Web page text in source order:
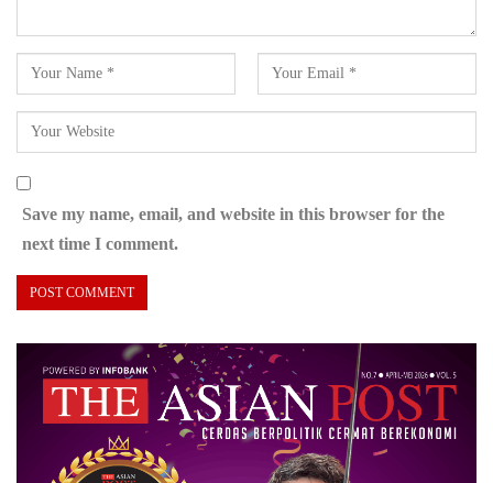
Save my name, email, and website in this browser for the
next time I comment.